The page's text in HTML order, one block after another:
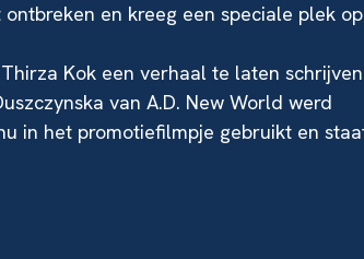
en kreeg een speciale plek
Kok een verhaal te laten schrijven
van A.D. New World werd
in het promotiefilmpje gebruikt en